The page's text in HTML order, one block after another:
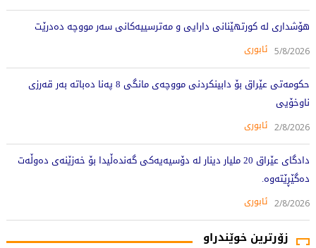
هۆشداری لە کورتهێنانی دارایی و مەترسییەکانی سەر مووچە دەدرێت
5/8/2026 ئابوری
حکومەتی عێراق بۆ دابینکردنی مووچەی مانگی 8 پەنا دەباتە بەر قەرزی
ناوخۆیی
2/8/2026 ئابوری
دادگای عێراق 20 ملیار دینار لە دۆسیەیەکی گەندەڵیدا بۆ خەزێنەی دەوڵەت
دەگێڕێتەوە.
2/8/2026 ئابوری
زۆرترین خوێندراو